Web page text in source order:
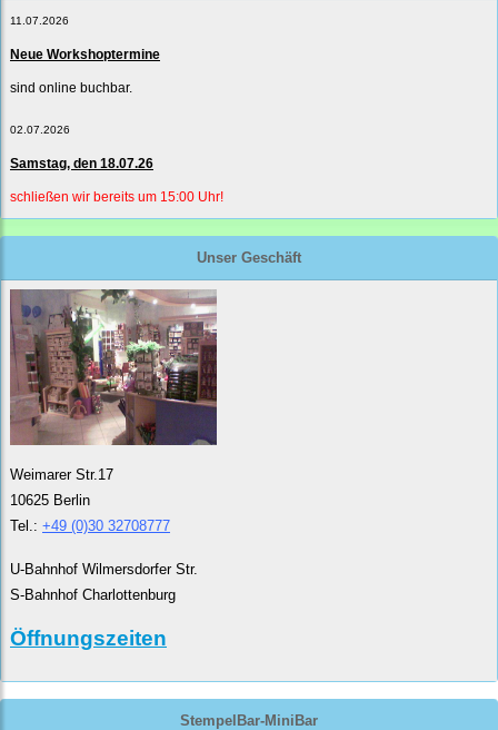
11.07.2026
Neue Workshoptermine
sind online buchbar.
02.07.2026
Samstag, den 18.07.26
schließen wir bereits um 15:00 Uhr!
Unser Geschäft
Weimarer Str.17
10625 Berlin
Tel.: +49 (0)30 32708777
U-Bahnhof Wilmersdorfer Str.
S-Bahnhof Charlottenburg
Öffnungszeiten
StempelBar-MiniBar